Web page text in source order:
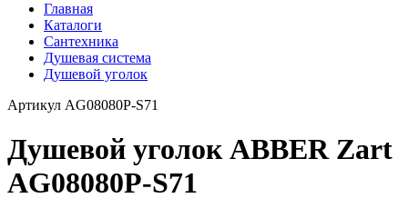
Главная
Каталоги
Сантехника
Душевая система
Душевой уголок
Артикул AG08080P-S71
Душевой уголок ABBER Zart
AG08080P-S71